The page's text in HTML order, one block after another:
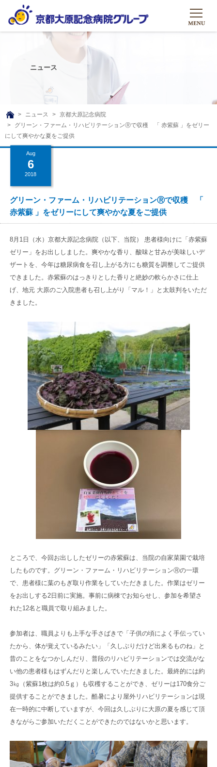
グループについて
グループについて
理事長挨拶
沿革ストーリー
基本的マインド
グループの取り組み
リハビリテーション
通所サービス
高齢者介護施設
高齢者住宅施設
大原のこと
メディア
ニュース
広報誌
公式SNS
自宅で使える動画集
シャトルバス
友達追加
京都大原 記念病院
京都近衛リハ病院
八瀬大原Ⅰ番館
ニュース
TOP
ニュース
京都大原記念病院
グリーン・ファーム・リハビリテーションⓇで収穫 「 赤紫蘇 」をゼリー
にして爽やかな夏をご提供
Aug
6
2018
グリーン・ファーム・リハビリテーションⓇで収穫 「
赤紫蘇 」をゼリーにして爽やかな夏をご提供
8月1日（水）京都大原記念病院（以下、当院） 患者様向けに「赤紫蘇
ゼリー」をお出ししました。爽やかな香り、酸味と甘みが美味しいデ
ザートを、今年は糖尿病食を召し上がる方にも糖質を調整してご提供
できました。赤紫蘇のはっきりとした香りと絶妙の軟らかさに仕上
げ、地元 大原のご入院患者も召し上がり「マル！」と太鼓判をいただ
きました。
ところで、今回お出ししたゼリーの赤紫蘇は、当院の自家菜園で栽培
したものです。グリーン・ファーム・リハビリテーションⓇの一環
で、患者様に葉のもぎ取り作業をしていただきました。作業はゼリー
をお出しする2日前に実施。事前に病棟でお知らせし、参加を希望さ
れた12名と職員で取り組みました。
参加者は、職員よりも上手な手さばきで「子供の頃によく手伝ってい
たから、体が覚えているみたい」「久しぶりだけど出来るものね」と
昔のことをなつかしんだり、普段のリハビリテーションでは交流がな
い他の患者様もはずんだりと楽しんでいただきました。最終的には約
3㎏（紫蘇1枚は約0.5ｇ）も収穫することができ、ゼリーは170食分ご
提供することができました。酷暑により屋外リハビリテーションは現
在一時的に中断していますが、今回は久しぶりに大原の夏を感じて頂
きながらご参加いただくことができたのではないかと思います。